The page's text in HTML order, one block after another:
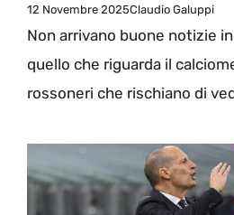
12 Novembre 2025Claudio Galuppi
Non arrivano buone notizie
quello che riguarda il
rossoneri che rischiano di